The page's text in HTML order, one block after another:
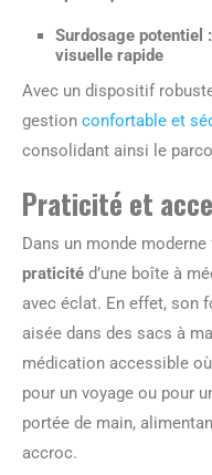
Surdosage potentiel
visuelle rapide
Avec un dispositif
gestion confortable et
consolidant ainsi le
Praticité et
Dans un monde
praticité d’une boîte à
avec éclat. En effet, son
aisée dans des sacs à
médication accessible
pour un voyage ou pour
portée de main,
accroc.